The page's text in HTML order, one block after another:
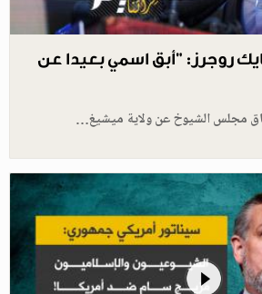
روجرز: "أبق اسمي بعيدا عن
مجلس الشيوخ عن ولاية ميشيغ…